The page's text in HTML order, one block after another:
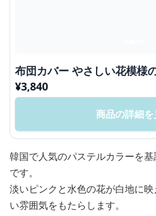
布団カバー やさしい花模様
¥3,840
商品の詳細を
韓国で人気のパステルカラーを
です。
淡いピンクと水色の花が白地に
い雰囲気をもたらします。